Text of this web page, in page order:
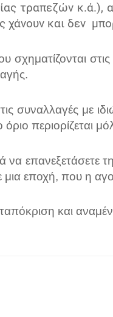
τραπεζών κ.ά.),
χάνουν και δεν
σχηματίζονται
συναλλαγές με
όριο περιορίζεται
να επανεξετάσετε
εποχή, που η
και